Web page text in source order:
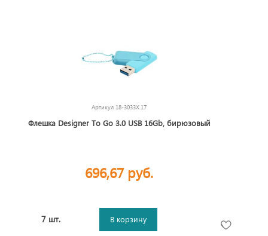
Артикул 18-3033X.17
Флешка Designer To Go 3.0 USB 16Gb, бирюзовый
696,67 руб.
7 шт. В корзину